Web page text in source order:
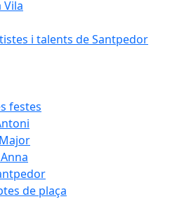
Vila
i talents de Santpedor
festes
de plaça